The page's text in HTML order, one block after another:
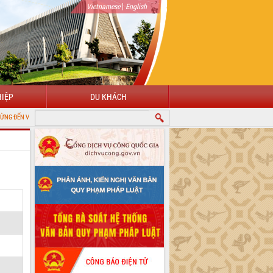
Vietnamese| English
DU KHÁCH
THÔNG TIN ĐIỆN TỬ TỈNH ĐẮK LẮK